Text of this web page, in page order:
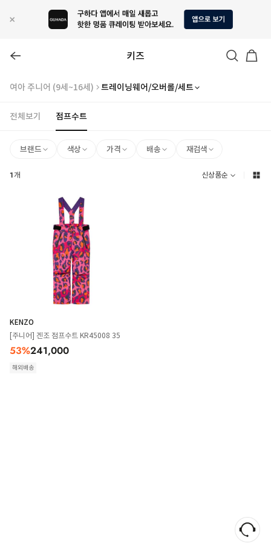
키즈
여아 주니어 (9세~16세) 트레이닝웨어/오버롤/세트
전체보기 점프수트
브랜드 색상 가격 배송 재검색
1개 신상품순
KENZO
[주니어] 겐조 점프수트 KR45008 35
53%241,000
해외배송